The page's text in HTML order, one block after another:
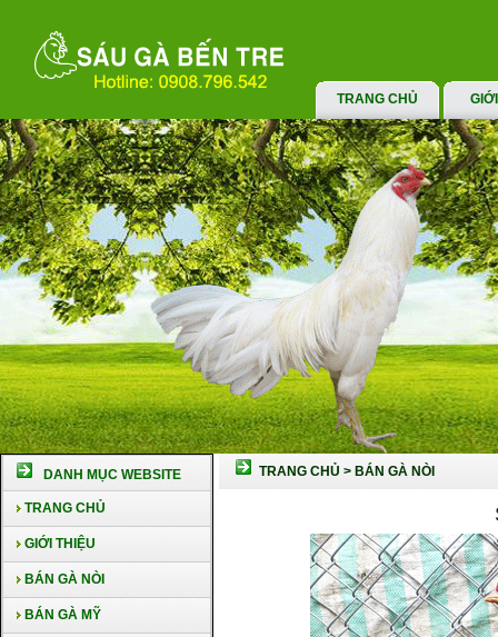
TRANG CHỦ
DANH MỤC WEBSITE
TRANG CHỦ
GIỚI THIỆU
BÁN GÀ NÒI
BÁN GÀ MỸ
TRANG CHỦ > BÁN GÀ NÒI